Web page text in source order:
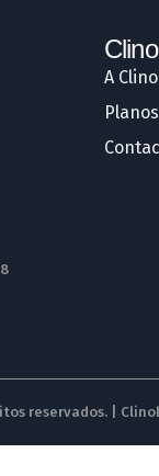
A
reservados. |